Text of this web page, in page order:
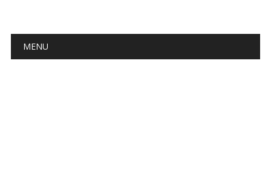
Main menu
MENU